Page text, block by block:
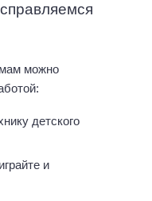
можно
детского
и